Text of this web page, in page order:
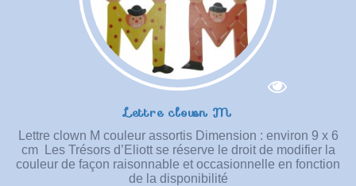
Lettre clown M
Lettre clown M couleur assortis Dimension : environ 9 x 6
cm Les Trésors d’Eliott se réserve le droit de modifier la
couleur de façon raisonnable et occasionnelle en fonction
de la disponibilité